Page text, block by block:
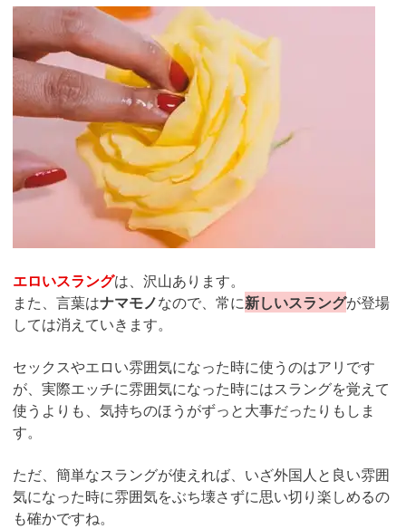
エロいスラングは、沢山あります。
また、言葉はナマモノなので、常に新しいスラングが登場
しては消えていきます。
セックスやエロい雰囲気になった時に使うのはアリです
が、実際エッチに雰囲気になった時にはスラングを覚えて
使うよりも、気持ちのほうがずっと大事だったりもしま
す。
ただ、簡単なスラングが使えれば、いざ外国人と良い雰囲
気になった時に雰囲気をぶち壊さずに思い切り楽しめるの
も確かですね。